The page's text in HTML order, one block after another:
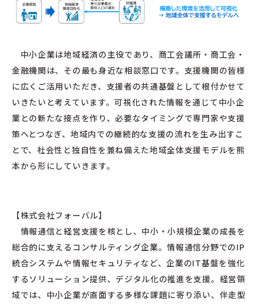
中小企業は地域経済の主役であり、商工会議所・商工会・
金融機関は、その最も身近な相談窓口です。支援機関の皆様
に広くご活用いただき、支援者の共通基盤として根付かせて
いきたいと考えています。可視化された情報を通じて中小企
業との新たな接点を作り、必要なタイミングで専門家や支援
策へとつなぎ、地域内での継続的な支援の流れを生み出すこ
とで、社会性と独自性を兼ね備えた地域全体支援モデルを熊
本から形にしていきます。
【株式会社フォーバル】
情報通信と経営支援を核とし、中小・小規模企業の成長を
総合的に支えるコンサルティング企業。情報通信分野でのIP
統合システムや情報セキュリティなど、企業のIT基盤を強化
するソリューション提供、デジタル化の推進を支援。経営領
域では、中小企業が直面する多様な課題に寄り添い、伴走型